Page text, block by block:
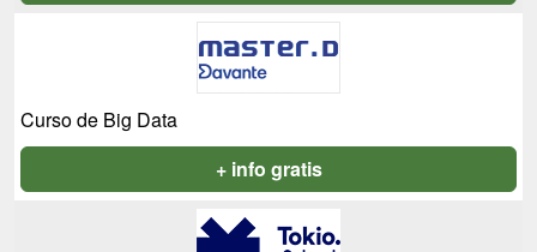
Curso de Big Data
+ info gratis